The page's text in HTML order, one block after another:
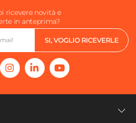
ricevere novità e
in anteprima?
SI, VOGLIO RICEVERLE